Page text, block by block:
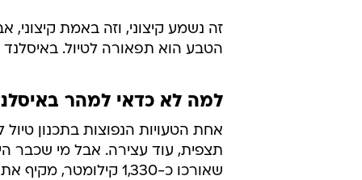
זה נשמע קיצוני, וזה באמת
הטבע הוא תפאורה לטיול.
למה לא כדאי למהר
אחת הטעויות הנפוצות בתכנון
תצפית, עוד עצירה. אבל מי שכבר
שאורכו כ-1,330